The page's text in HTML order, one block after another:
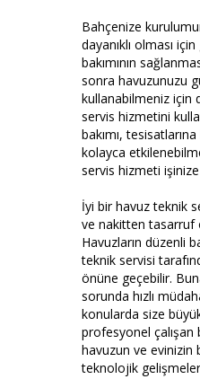
Bahçenize
dayanıklı olması
bakımının
sonra havuzunuzu
kullanabilmeniz için
servis hizmetini
bakımı,
kolayca
servis hizmeti
İyi bir havuz teknik
ve nakitten tasarruf
Havuzların düzenli
teknik servisi
önüne geçebilir.
sorunda hızlı
konularda size
profesyonel çalışan
havuzun ve evinizin
teknolojik